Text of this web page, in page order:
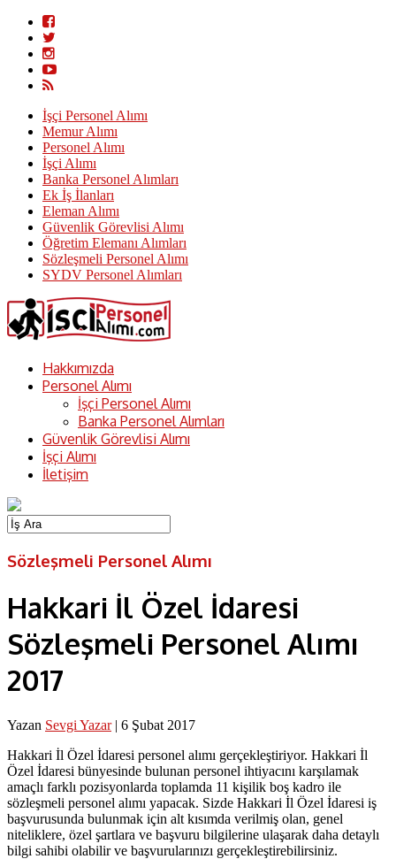
İşçi Personel Alımı
Memur Alımı
Personel Alımı
İşçi Alımı
Banka Personel Alımları
Ek İş İlanları
Eleman Alımı
Güvenlik Görevlisi Alımı
Öğretim Elemanı Alımları
Sözleşmeli Personel Alımı
SYDV Personel Alımları
Hakkımızda
Personel Alımı
İşçi Personel Alımı
Banka Personel Alımları
Güvenlik Görevlisi Alımı
İşçi Alımı
İletişim
Sözleşmeli Personel Alımı
Hakkari İl Özel İdaresi
Sözleşmeli Personel Alımı
2017
Yazan Sevgi Yazar| 6 Şubat 2017
Hakkari İl Özel İdaresi personel alımı gerçekleştiriyor. Hakkari İl
Özel İdaresi bünyesinde bulunan personel ihtiyacını karşılamak
amaçlı farklı pozisyonlarda toplamda 11 kişilik boş kadro ile
sözleşmeli personel alımı yapacak. Sizde Hakkari İl Özel İdaresi iş
başvurusunda bulunmak için alt kısımda verilmiş olan, genel
niteliklere, özel şartlara ve başvuru bilgilerine ulaşarak daha detaylı
bilgi sahibi olabilir ve başvurularınızı gerçekleştirebilirsiniz.